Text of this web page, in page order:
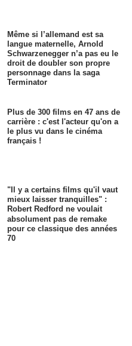
Même si l’allemand est sa
langue maternelle, Arnold
Schwarzenegger n’a pas eu le
droit de doubler son propre
personnage dans la saga
Terminator
Plus de 300 films en 47 ans de
carrière : c'est l'acteur qu'on a
le plus vu dans le cinéma
français !
"Il y a certains films qu'il vaut
mieux laisser tranquilles" :
Robert Redford ne voulait
absolument pas de remake
pour ce classique des années
70